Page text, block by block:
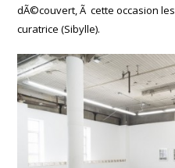
dÃ©couvert, Ã cette occasion les
curatrice (Sibylle).